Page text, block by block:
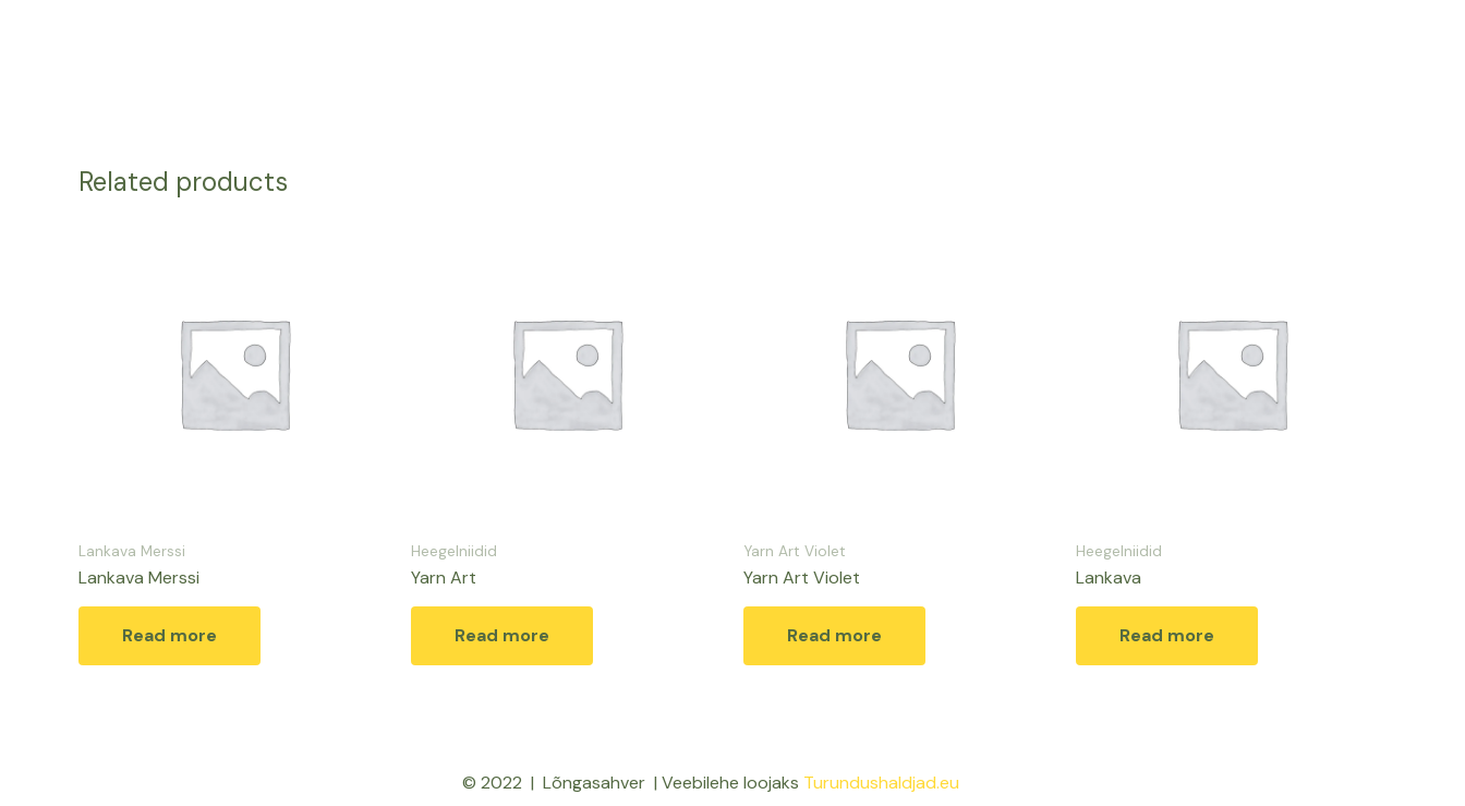
Related products
Lankava Merssi
Lankava Merssi
Read more
Heegelniidid
Yarn Art
Read more
Yarn Art Violet
Yarn Art Violet
Read more
Heegelniidid
Lankava
Read more
© 2022 | Lõngasahver | Veebilehe loojaks Turundushaldjad.eu